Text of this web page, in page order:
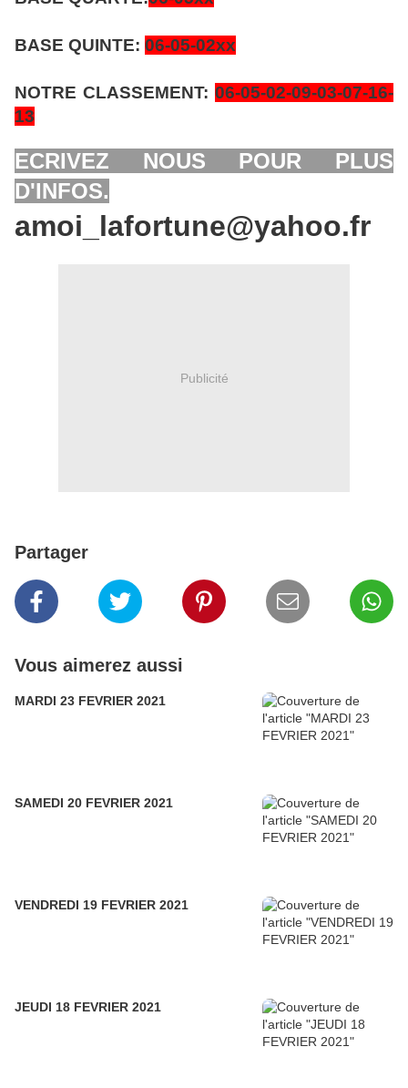
BASE QUINTE: 06-05-02xx
NOTRE CLASSEMENT: 06-05-02-09-03-07-16-
13
ECRIVEZ NOUS POUR PLUS
D'INFOS.
amoi_lafortune@yahoo.fr
Publicité
Partager
Vous aimerez aussi
MARDI 23 FEVRIER 2021
SAMEDI 20 FEVRIER 2021
VENDREDI 19 FEVRIER 2021
JEUDI 18 FEVRIER 2021